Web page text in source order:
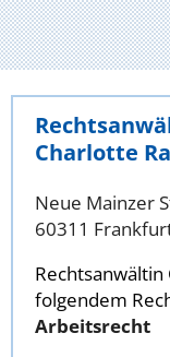
Charlotte
Neue Mainzer
60311
Rechtsanwältin
folgendem
Arbeitsrecht